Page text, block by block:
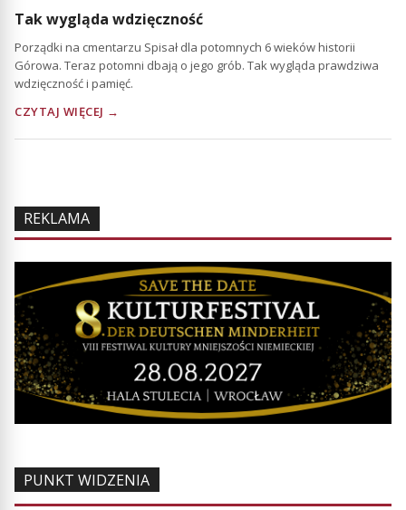
Tak wygląda wdzięczność
Porządki na cmentarzu Spisał dla potomnych 6 wieków historii
Górowa. Teraz potomni dbają o jego grób. Tak wygląda prawdziwa
wdzięczność i pamięć.
CZYTAJ WIĘCEJ →
REKLAMA
PUNKT WIDZENIA